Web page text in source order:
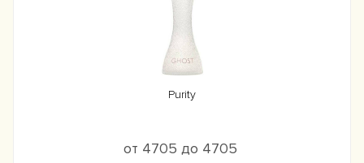
Purity
от 4705 до 4705